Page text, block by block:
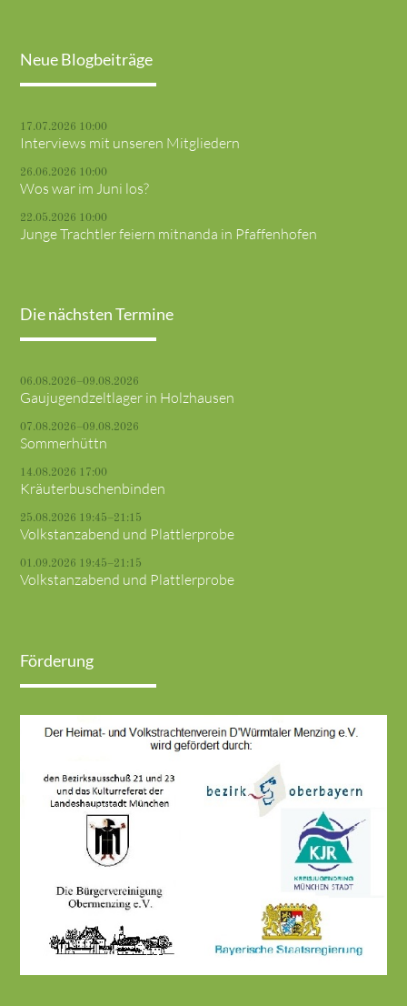
Neue Blogbeiträge
17.07.2026 10:00
Interviews mit unseren Mitgliedern
26.06.2026 10:00
Wos war im Juni los?
22.05.2026 10:00
Junge Trachtler feiern mitnanda in Pfaffenhofen
Die nächsten Termine
06.08.2026–09.08.2026
Gaujugendzeltlager in Holzhausen
07.08.2026–09.08.2026
Sommerhüttn
14.08.2026 17:00
Kräuterbuschenbinden
25.08.2026 19:45–21:15
Volkstanzabend und Plattlerprobe
01.09.2026 19:45–21:15
Volkstanzabend und Plattlerprobe
Förderung